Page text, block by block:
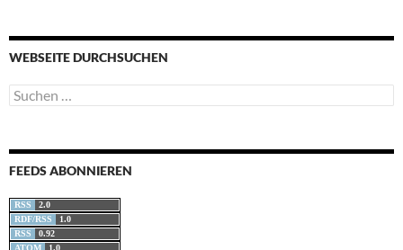
WEBSEITE DURCHSUCHEN
Suchen
nach:
FEEDS ABONNIEREN
RSS
2.0
RDF/RSS
1.0
RSS
0.92